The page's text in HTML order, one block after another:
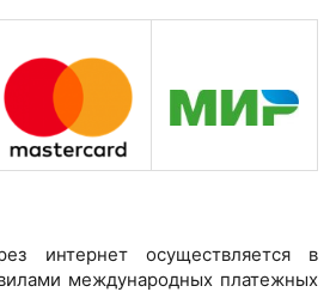
интернет осуществляется в
международных платежных